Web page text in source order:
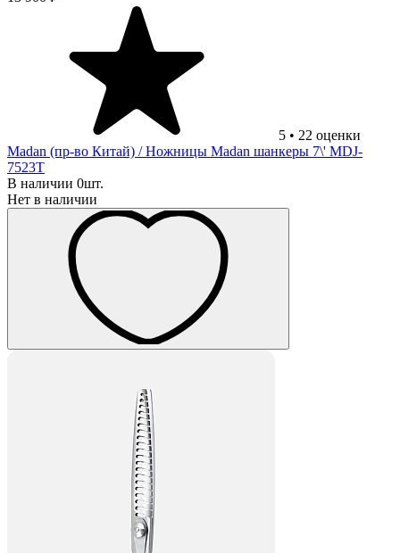
5 • 22 оценки
Madan (пр-во Китай) / Ножницы Madan шанкеры 7\' MDJ-
7523T
В наличии 0шт.
Нет в наличии